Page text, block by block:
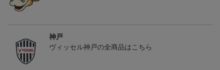
神戸
ヴィッセル神戸の全商品はこちら